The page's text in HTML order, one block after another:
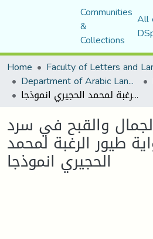
Communities
&
Collections
All
Home
Department of Arabic Language and Literature
جدلية الجمال والقبح في سرد المدينة رواية طيور الرغبة لمحمد الحجيري انموذجا
والقبح في سرد
طيور الرغبة لمحمد
الحجيري انموذجا